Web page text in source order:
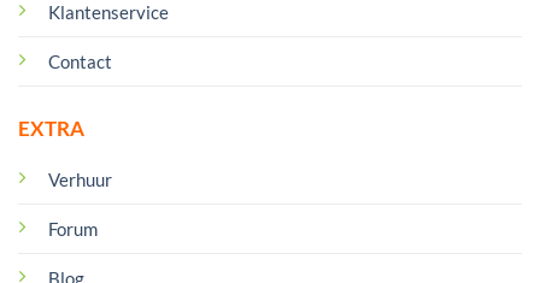
Klantenservice
Contact
EXTRA
Verhuur
Forum
Blog